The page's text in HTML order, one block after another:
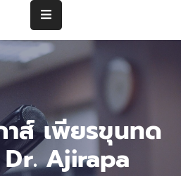
าส์ เพียรขุนทด
Ajirapa